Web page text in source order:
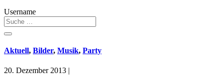
Username
Aktuell, Bilder, Musik, Party
20. Dezember 2013 |